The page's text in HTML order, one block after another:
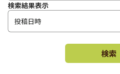
検索結果表示
投稿日時
検索